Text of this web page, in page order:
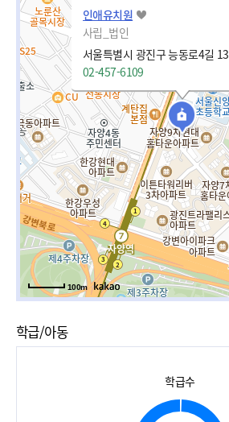
인애유치원
사립_법인
서울특별시 광진구 능동로4길 13
02-457-6109
100m
학급/아동
학급수